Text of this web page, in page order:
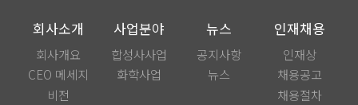
회사소개
회사개요
CEO 메세지
비전
사업분야
합성사사업
화학사업
뉴스
공지사항
뉴스
인재채용
인재상
채용공고
채용절차